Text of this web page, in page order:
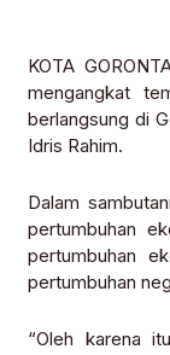
KOTA
mengangkat
berlangsung di
Idris Rahim.
Dalam
pertumbuhan
pertumbuhan
pertumbuhan
“Oleh karena